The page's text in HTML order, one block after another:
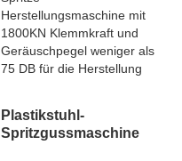
Herstellungsmaschine mit
1800KN Klemmkraft und
Geräuschpegel weniger als
75 DB für die Herstellung
Plastikstuhl-
Spritzgussmaschine